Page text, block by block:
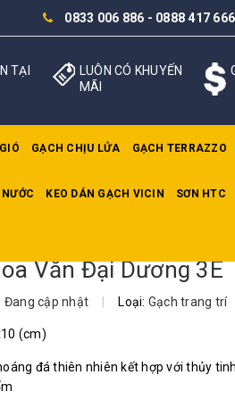
0833 006 886 - 0888 417 666
TẠI
LUÔN CÓ KHUYẾN
MÃI
GẠCH CHỊU LỬA GẠCH TERRAZZO
NƯỚC KEO DÁN GẠCH VICIN SƠN HTC
Văn Đại Dương 3E
Đang cập nhật Loại: Gạch trang trí
(cm)
đá thiên nhiên kết hợp với thủy tinh